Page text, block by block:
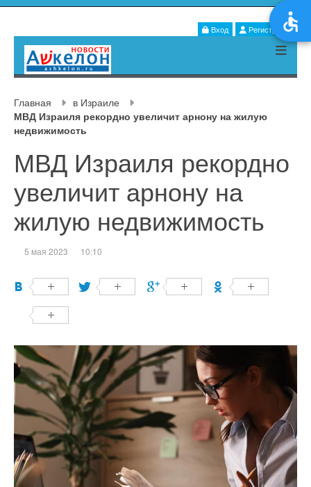
Вход Регистрация
Главная
в Израиле
МВД Израиля рекордно увеличит арнону на жилую
недвижимость
МВД Израиля рекордно
увеличит арнону на
жилую недвижимость
5 мая 2023 10:10